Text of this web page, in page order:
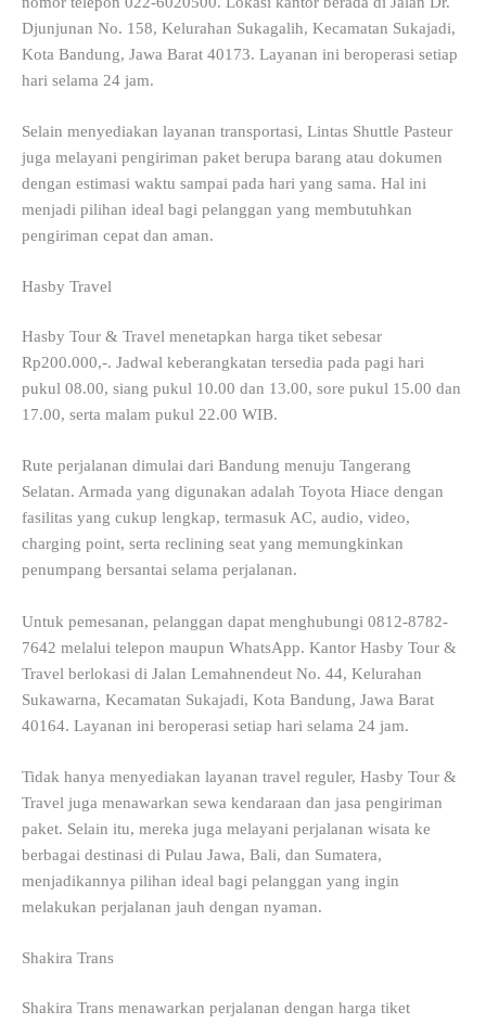
Djunjunan No. 158, Kelurahan Sukagalih, Kecamatan Sukajadi,
Kota Bandung, Jawa Barat 40173. Layanan ini beroperasi setiap
hari selama 24 jam.
Selain menyediakan layanan transportasi, Lintas Shuttle Pasteur
juga melayani pengiriman paket berupa barang atau dokumen
dengan estimasi waktu sampai pada hari yang sama. Hal ini
menjadi pilihan ideal bagi pelanggan yang membutuhkan
pengiriman cepat dan aman.
Hasby Travel
Hasby Tour & Travel menetapkan harga tiket sebesar
Rp200.000,-. Jadwal keberangkatan tersedia pada pagi hari
pukul 08.00, siang pukul 10.00 dan 13.00, sore pukul 15.00 dan
17.00, serta malam pukul 22.00 WIB.
Rute perjalanan dimulai dari Bandung menuju Tangerang
Selatan. Armada yang digunakan adalah Toyota Hiace dengan
fasilitas yang cukup lengkap, termasuk AC, audio, video,
charging point, serta reclining seat yang memungkinkan
penumpang bersantai selama perjalanan.
Untuk pemesanan, pelanggan dapat menghubungi 0812-8782-
7642 melalui telepon maupun WhatsApp. Kantor Hasby Tour &
Travel berlokasi di Jalan Lemahnendeut No. 44, Kelurahan
Sukawarna, Kecamatan Sukajadi, Kota Bandung, Jawa Barat
40164. Layanan ini beroperasi setiap hari selama 24 jam.
Tidak hanya menyediakan layanan travel reguler, Hasby Tour &
Travel juga menawarkan sewa kendaraan dan jasa pengiriman
paket. Selain itu, mereka juga melayani perjalanan wisata ke
berbagai destinasi di Pulau Jawa, Bali, dan Sumatera,
menjadikannya pilihan ideal bagi pelanggan yang ingin
melakukan perjalanan jauh dengan nyaman.
Shakira Trans
Shakira Trans menawarkan perjalanan dengan harga tiket